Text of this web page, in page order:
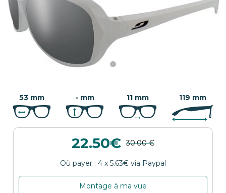
53 mm - mm 11 mm 119 mm
22.50
Montage à ma vue